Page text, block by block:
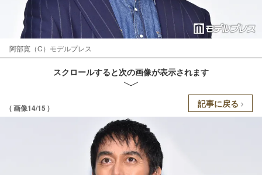
阿部寛（C）モデルプレス
スクロールすると次の画像が表示されます
( 画像14/15 ) 記事に戻る